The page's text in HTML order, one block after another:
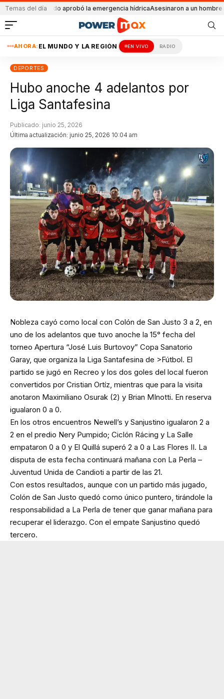
Temas del día
El Senado aprobó la emergencia hídricaAsesinaron a un hombre en
AHORA: EL MUNDO Y LA REGIÓN EN VIVO RADIO
DEPORTES
Hubo anoche 4 adelantos por
Liga Santafesina
Última actualización: junio 25, 2026 10:04 am
Publicado: junio 25, 2026
Nobleza cayó como local con Colón de San Justo 3 a 2, en
uno de los adelantos que tuvo anoche la 15° fecha del
torneo Apertura “José Luis Burtovoy” Copa Sanatorio
Garay, que organiza la Liga Santafesina de >Fútbol. El
partido se jugó en Recreo y los dos goles del local fueron
convertidos por Cristian Ortíz, mientras que para la visita
anotaron Maximiliano Osurak (2) y Brian MInotti. En reserva
igualaron 0 a 0.
En los otros encuentros Newell’s y Sanjustino igualaron 2 a
2 en el predio Nery Pumpido; Ciclón Rácing y La Salle
empataron 0 a 0 y El Quillá superó 2 a 0 a Las Flores II. La
disputa de esta fecha continuará mañana con La Perla –
Juventud Unida de Candioti a partir de las 21.
Con estos resultados, aunque con un partido más jugado,
Colón de San Justo quedó como único puntero, tirándole la
responsabilidad a La Perla de tener que ganar mañana para
recuperar el liderazgo. Con el empate Sanjustino quedó
tercero.